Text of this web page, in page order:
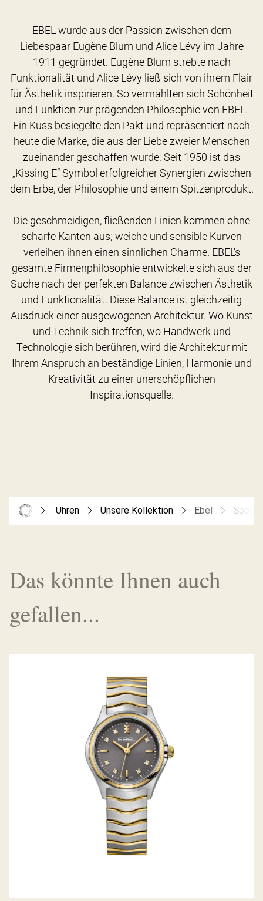
EBEL wurde aus der Passion zwischen dem
Liebespaar Eugène Blum und Alice Lévy im Jahre
1911 gegründet. Eugène Blum strebte nach
Funktionalität und Alice Lévy ließ sich von ihrem Flair
für Ästhetik inspirieren. So vermählten sich Schönheit
und Funktion zur prägenden Philosophie von EBEL.
Ein Kuss besiegelte den Pakt und repräsentiert noch
heute die Marke, die aus der Liebe zweier Menschen
zueinander geschaffen wurde: Seit 1950 ist das
„Kissing E“ Symbol erfolgreicher Synergien zwischen
dem Erbe, der Philosophie und einem Spitzenprodukt.
Die geschmeidigen, fließenden Linien kommen ohne
scharfe Kanten aus; weiche und sensible Kurven
verleihen ihnen einen sinnlichen Charme. EBEL‘s
gesamte Firmenphilosophie entwickelte sich aus der
Suche nach der perfekten Balance zwischen Ästhetik
und Funktionalität. Diese Balance ist gleichzeitig
Ausdruck einer ausgewogenen Architektur. Wo Kunst
und Technik sich treffen, wo Handwerk und
Technologie sich berühren, wird die Architektur mit
Ihrem Anspruch an beständige Linien, Harmonie und
Kreativität zu einer unerschöpflichen
Uhren Unsere Kollektion Ebel Sport
Das könnte Ihnen auch
gefallen...
WAVE LADY